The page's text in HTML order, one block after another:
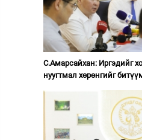
С.Амарсайхан: Иргэдийг
нуугтмал хөрөнгийг